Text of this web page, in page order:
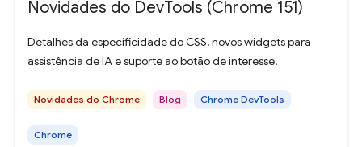
Novidades do DevTools (Chrome 151)
Detalhes da especificidade do CSS, novos widgets para
assistência de IA e suporte ao botão de interesse.
Novidades do Chrome Blog Chrome DevTools
Chrome